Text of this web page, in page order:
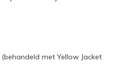
met Yellow Jacket